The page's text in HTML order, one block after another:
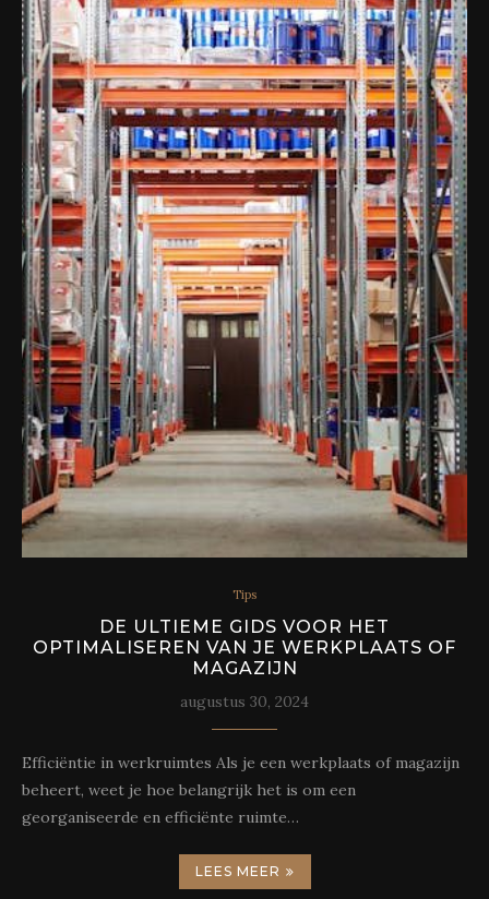
Tips
DE ULTIEME GIDS VOOR HET
OPTIMALISEREN VAN JE WERKPLAATS OF
MAGAZIJN
augustus 30, 2024
Efficiëntie in werkruimtes Als je een werkplaats of magazijn
beheert, weet je hoe belangrijk het is om een
georganiseerde en efficiënte ruimte…
LEES MEER